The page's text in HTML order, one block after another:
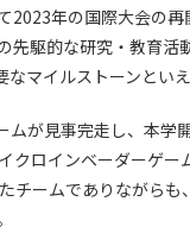
年の国際大会の
先駆的な研究・教育活
マイルストーンといえ
が見事完走し、本学
クロインベーダーゲー
チームでありながら